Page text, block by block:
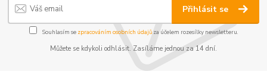
Přihlásit se
Souhlasím se zpracováním osobních údajůza účelem rozesílky newsletteru.
Můžete se kdykoli odhlásit. Zasíláme jednou za 14 dní.